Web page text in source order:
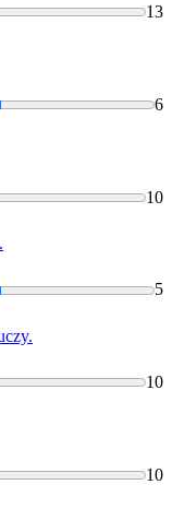
13
6
10
5
10
10